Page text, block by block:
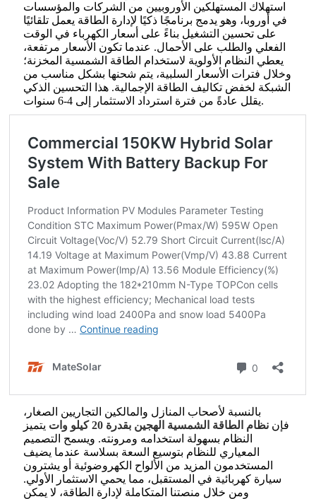
استهلاك المستهلكين الأوروبيين من الشركات والمؤسسات
في أوروبا، وهو يدمج برنامجًا ذكيًا لإدارة الطاقة يعمل تلقائيًا
على تحسين التشغيل بناءً على أسعار الكهرباء في الوقت
الفعلي والطلب على الأحمال. عندما تكون الأسعار مرتفعة،
يعطي النظام الأولوية لاستخدام الطاقة الشمسية المخزنة؛
وخلال فترات الأسعار السلبية، يتم شحنها بشكل مناسب من
الشبكة لخفض تكاليف الطاقة الإجمالية. هذا التحسين الذكي
يقلل عادةً من فترة استرداد الاستثمار إلى 4-6 سنوات.
بالنسبة لأصحاب المنازل والمالكين التجاريين الصغار،
فإن نظام الطاقة الشمسية الهجين بقدرة 20 كيلو وات
يتميز
النظام بسهولة استخدامه ومرونته. ويسمح التصميم
المعياري للنظام بتوسيع السعة بسلاسة عندما يضيف
المستخدمون المزيد من الألواح الكهروضوئية أو يشترون
سيارة كهربائية في المستقبل، مما يحمي الاستثمار الأولي.
ومن خلال منصتنا المتكاملة لإدارة الطاقة، لا يمكن